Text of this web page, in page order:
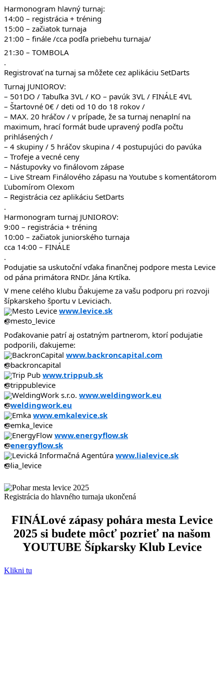
Harmonogram hlavný turnaj:
14:00 – registrácia + tréning
15:00 – začiatok turnaja
21:00 – finále /cca podľa priebehu turnaja/
21:30 – TOMBOLA
.
Registrovať na turnaj sa môžete cez aplikáciu SetDarts
Turnaj JUNIOROV:
– 501DO / Tabuľka 3VL / KO – pavúk 3VL / FINÁLE 4VL
– Štartovné 0€ / deti od 10 do 18 rokov /
– MAX. 20 hráčov / v prípade, že sa turnaj nenaplní na
maximum, hrací formát bude upravený podľa počtu
prihlásených /
– 4 skupiny / 5 hráčov skupina / 4 postupujúci do pavúka
– Trofeje a vecné ceny
– Nástupovky vo finálovom zápase
– Live Stream Finálového zápasu na Youtube s komentátorom
Ľubomírom Olexom
– Registrácia cez aplikáciu SetDarts
.
Harmonogram turnaj JUNIOROV:
9:00 – registrácia + tréning
10:00 – začiatok juniorského turnaja
cca 14:00 – FINÁLE
.
Podujatie sa uskutoční vďaka finančnej podpore mesta Levice
od pána primátora RNDr. Jána Krtíka.
V mene celého klubu Ďakujeme za vašu podporu pri rozvoji
šípkarskeho športu v Leviciach.
Mesto Levice www.levice.sk
@mesto_levice
Poďakovanie patrí aj ostatným partnerom, ktorí podujatie
podporili, ďakujeme:
BackronCapital www.backroncapital.com
@backroncapital
Trip Pub www.trippub.sk
@trippublevice
WeldingWork s.r.o. www.weldingwork.eu
@weldingwork.eu
Emka www.emkalevice.sk
@emka_levice
EnergyFlow www.energyflow.sk
@energyflow.sk
Levická Informačná Agentúra www.lialevice.sk
@lia_levice
Registrácia do hlavného turnaja ukončená
FINÁLové zápasy pohára mesta Levice
2025 si budete môcť pozrieť na našom
YOUTUBE Šípkarsky Klub Levice
Klikni tu